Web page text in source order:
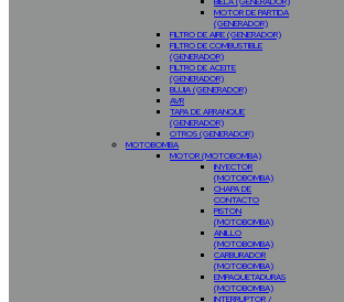
MOTOR DE PARTIDA
(GENERADOR)
FILTRO DE AIRE (GENERADOR)
FILTRO DE COMBUSTIBLE
(GENERADOR)
FILTRO DE ACEITE
(GENERADOR)
BUJIA (GENERADOR)
AVR
TAPA DE ARRANQUE
(GENERADOR)
OTROS (GENERADOR)
MOTOBOMBA
MOTOR (MOTOBOMBA)
INYECTOR
(MOTOBOMBA)
CHAPA DE
CONTACTO
PISTON
(MOTOBOMBA)
ANILLO
(MOTOBOMBA)
CARBURADOR
(MOTOBOMBA)
EMPAQUETADURAS
(MOTOBOMBA)
INTERRUPTOR /